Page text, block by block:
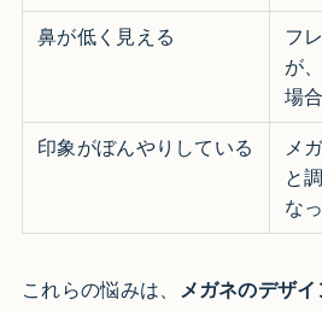
鼻が低く見える
フ
が
場
印象がぼんやりしている
メ
と
な
これらの悩みは、 メガネのデザ